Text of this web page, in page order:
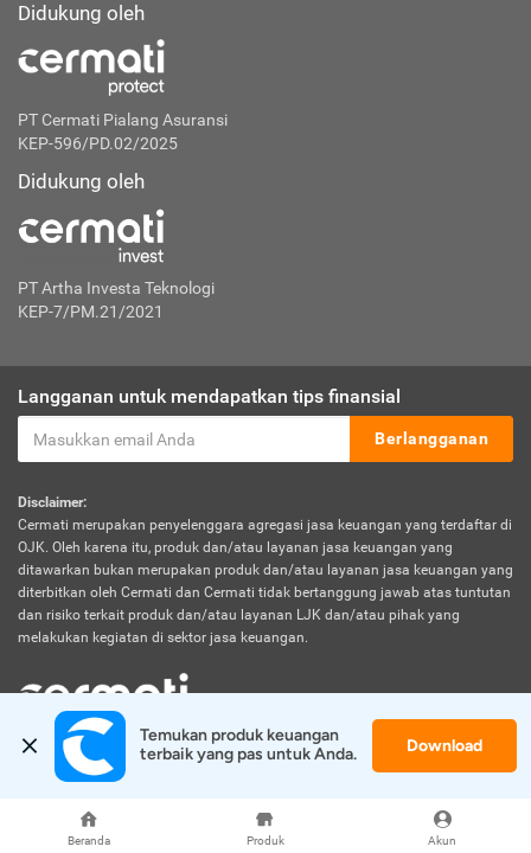
Beranda Produk Akun
Didukung oleh
PT Cermati Pialang Asuransi
KEP-596/PD.02/2025
Didukung oleh
PT Artha Investa Teknologi
KEP-7/PM.21/2021
Langganan untuk mendapatkan tips finansial
Berlangganan
Disclaimer:
Cermati merupakan penyelenggara agregasi jasa keuangan yang terdaftar di
OJK. Oleh karena itu, produk dan/atau layanan jasa keuangan yang
ditawarkan bukan merupakan produk dan/atau layanan jasa keuangan yang
diterbitkan oleh Cermati dan Cermati tidak bertanggung jawab atas tuntutan
dan risiko terkait produk dan/atau layanan LJK dan/atau pihak yang
melakukan kegiatan di sektor jasa keuangan.
© 2026 Cermati. All Rights Reserved.
Temukan produk keuangan
terbaik yang pas untuk Anda.
Download